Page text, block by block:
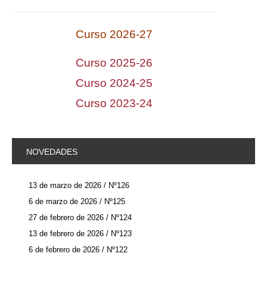
Curso 2026-27
Curso 2025-26
Curso 2024-25
Curso 2023-24
NOVEDADES
13 de marzo de 2026 / Nº126
6 de marzo de 2026 / Nº125
27 de febrero de 2026 / Nº124
13 de febrero de 2026 / Nº123
6 de febrero de 2026 / Nº122